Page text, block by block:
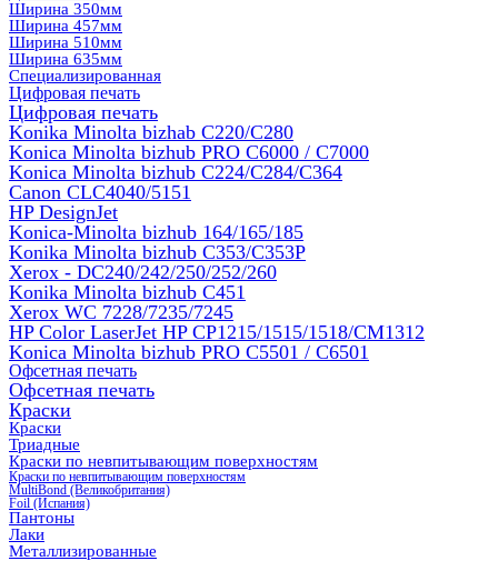
Ширина 350мм
Ширина 457мм
Ширина 510мм
Ширина 635мм
Специализированная
Цифровая печать
Цифровая печать
Konika Minolta bizhab C220/C280
Konica Minolta bizhub PRO C6000 / C7000
Konica Minolta bizhub С224/С284/С364
Canon CLC4040/5151
HP DesignJet
Konica-Minolta bizhub 164/165/185
Konika Minolta bizhub C353/C353Р
Xerox - DC240/242/250/252/260
Konika Minolta bizhub C451
Xerox WC 7228/7235/7245
HP Color LaserJet HP CP1215/1515/1518/CM1312
Konica Minolta bizhub PRO С5501 / С6501
Офсетная печать
Офсетная печать
Краски
Краски
Триадные
Краски по невпитывающим поверхностям
Краски по невпитывающим поверхностям
MultiBond (Великобритания)
Foil (Испания)
Пантоны
Лаки
Металлизированные